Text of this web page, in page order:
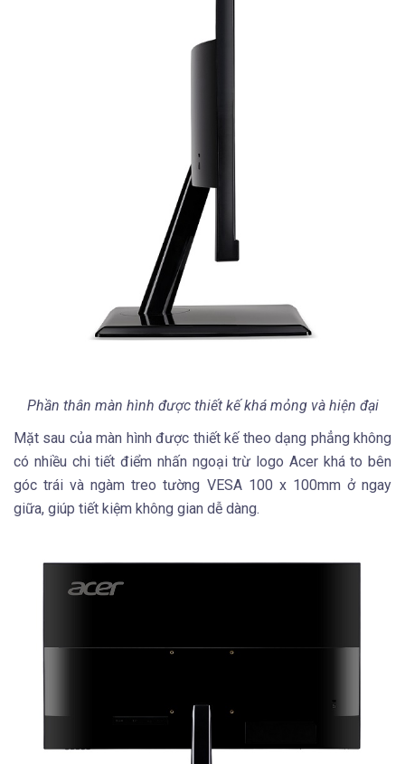
Phần thân màn hình được thiết kế khá mỏng và hiện đại
Mặt sau của màn hình được thiết kế theo dạng phẳng không
có nhiều chi tiết điểm nhấn ngoại trừ logo Acer khá to bên
góc trái và ngàm treo tường VESA 100 x 100mm ở ngay
giữa, giúp tiết kiệm không gian dễ dàng.